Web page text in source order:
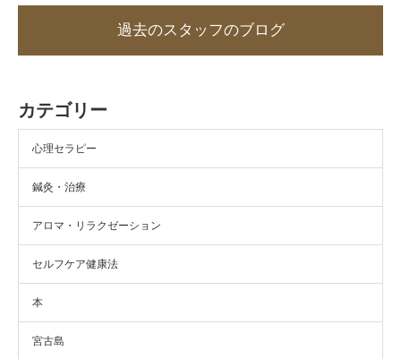
過去のスタッフのブログ
カテゴリー
心理セラピー
鍼灸・治療
アロマ・リラクゼーション
セルフケア健康法
本
宮古島